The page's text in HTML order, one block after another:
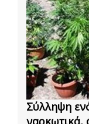
Σύλληψη
ναρκωτικά,